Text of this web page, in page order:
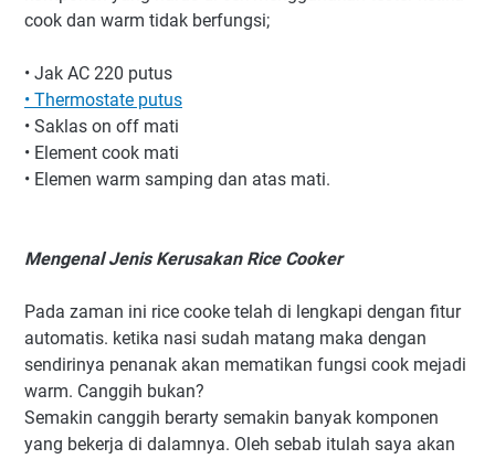
cook dan warm tidak berfungsi;
• Jak AC 220 putus
• Thermostate putus
• Saklas on off mati
• Element cook mati
• Elemen warm samping dan atas mati.
Mengenal Jenis Kerusakan Rice Cooker
Pada zaman ini rice cooke telah di lengkapi dengan fitur
automatis. ketika nasi sudah matang maka dengan
sendirinya penanak akan mematikan fungsi cook mejadi
warm. Canggih bukan?
Semakin canggih berarty semakin banyak komponen
yang bekerja di dalamnya. Oleh sebab itulah saya akan